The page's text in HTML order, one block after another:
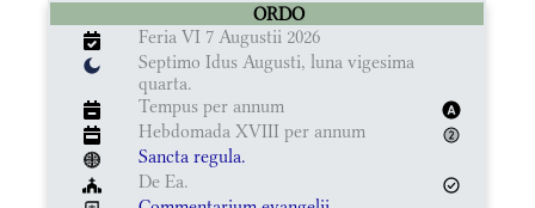
ORDO
Feria VI 7 Augustii 2026
Septimo Idus Augusti, luna vigesima
quarta.
Tempus per annum
Hebdomada XVIII per annum
Sancta regula.
De Ea.